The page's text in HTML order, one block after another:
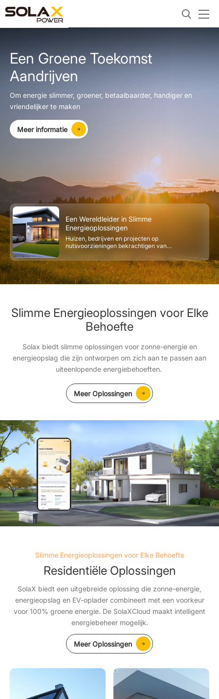
Een Groene Toekomst
Aandrijven
Om energie slimmer, groener, betaalbaarder, handiger en
vriendelijker te maken
Meer informatie
Een Wereldleider in Slimme
Energieoplossingen
Huizen, bedrijven en projecten op
nutsvoorzieningen bekrachtigen van
energieopslagtechnologie.
Slimme Energieoplossingen voor Elke
Behoefte
Solax biedt slimme oplossingen voor zonne-energie en
energieopslag die zijn ontworpen om zich aan te passen aan
uiteenlopende energiebehoeften.
Meer Oplossingen
Slimme Energieoplossingen voor Elke Behoefte
Residentiële Oplossingen
SolaX biedt een uitgebreide oplossing die zonne-energie,
energieopslag en EV-oplader combineert met een voorkeur
voor 100% groene energie. De SolaXCloud maakt intelligent
energiebeheer mogelijk.
Meer Oplossingen